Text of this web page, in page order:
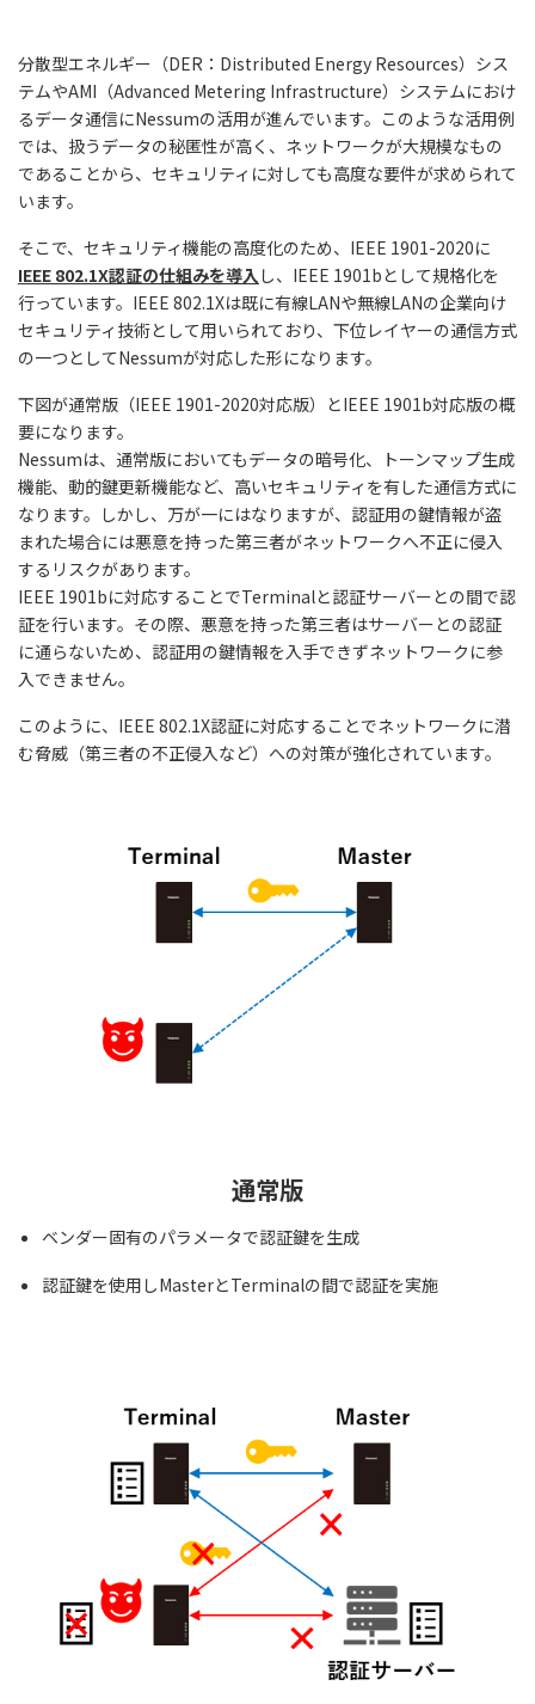
分散型エネルギー（DER：Distributed Energy Resources）シス
テムやAMI（Advanced Metering Infrastructure）システムにおけ
るデータ通信にNessumの活用が進んでいます。このような活用例
では、扱うデータの秘匿性が高く、ネットワークが大規模なもの
であることから、セキュリティに対しても高度な要件が求められて
います。
そこで、セキュリティ機能の高度化のため、IEEE 1901-2020に
IEEE 802.1X認証の仕組みを導入 し、IEEE 1901bとして規格化を
行っています。IEEE 802.1Xは既に有線LANや無線LANの企業向け
セキュリティ技術として用いられており、下位レイヤーの通信方式
の一つとしてNessumが対応した形になります。
下図が通常版（IEEE 1901-2020対応版）とIEEE 1901b対応版の概
要になります。
Nessumは、通常版においてもデータの暗号化、トーンマップ生成
機能、動的鍵更新機能など、高いセキュリティを有した通信方式に
なります。しかし、万が一にはなりますが、認証用の鍵情報が盗
まれた場合には悪意を持った第三者がネットワークへ不正に侵入
するリスクがあります。
IEEE 1901bに対応することでTerminalと認証サーバーとの間で認
証を行います。その際、悪意を持った第三者はサーバーとの認証
に通らないため、認証用の鍵情報を入手できずネットワークに参
入できません。
このように、IEEE 802.1X認証に対応することでネットワークに潜
む脅威（第三者の不正侵入など）への対策が強化されています。
通常版
ベンダー固有のパラメータで認証鍵を生成
認証鍵を使用しMasterとTerminalの間で認証を実施